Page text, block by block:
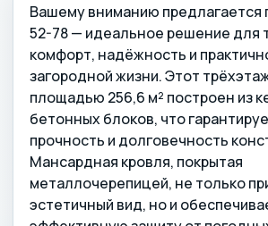
Вашему вниманию предлагается
52-78 — идеальное решение для
комфорт, надёжность и
загородной жизни. Этот
площадью 256,6 м² построен из
бетонных блоков, что
прочность и долговечность
Мансардная кровля, покрытая
металлочерепицей, не только
эстетичный вид, но и